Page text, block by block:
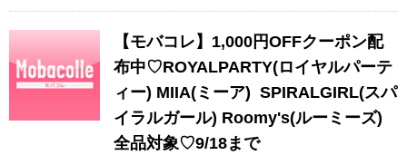
【モバコレ】1,000円OFFクーポン配
布中♡ROYALPARTY(ロイヤルパーテ
ィー) MIIA(ミーア) SPIRALGIRL(スパ
イラルガール) Roomy's(ルーミーズ)
全品対象♡9/18まで